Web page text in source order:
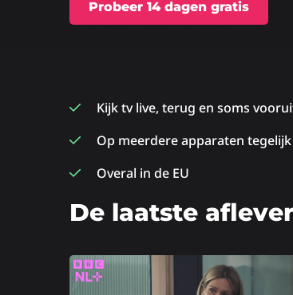
Probeer 14 dagen gratis
Kijk tv live, terug en soms
Op meerdere apparaten tegelijk
Overal in de EU
De laatste